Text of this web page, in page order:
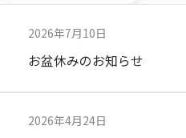
2026年7月10日
お盆休みのお知らせ
2026年4月24日